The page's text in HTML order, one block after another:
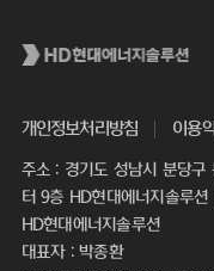
개인정보처리방침 이용
주소 : 경기도 성남시 분당
터 9층 HD현대에너지솔루
HD현대에너지솔루션
대표자 : 박종환